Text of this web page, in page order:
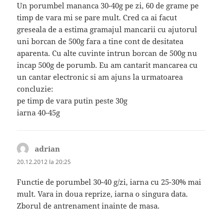
Un porumbel mananca 30-40g pe zi, 60 de grame pe
timp de vara mi se pare mult. Cred ca ai facut
greseala de a estima gramajul mancarii cu ajutorul
uni borcan de 500g fara a tine cont de desitatea
aparenta. Cu alte cuvinte intrun borcan de 500g nu
incap 500g de porumb. Eu am cantarit mancarea cu
un cantar electronic si am ajuns la urmatoarea
concluzie:
pe timp de vara putin peste 30g
iarna 40-45g
adrian
20.12.2012 la 20:25
Functie de porumbel 30-40 g/zi, iarna cu 25-30% mai
mult. Vara in doua reprize, iarna o singura data.
Zborul de antrenament inainte de masa.